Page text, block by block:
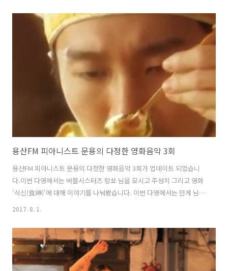
https://www.podty.me/episode/14229914팟빵:
http://www.podbbang.com/ch/7604?e=22362257
용산FM 피아니스트 문용의 다정한 영화음악 3회
용산FM 피아니스트 문용의 다정한 영화음악 3회가 업데이트 되었습니
다.이번 다영에서는 버블시스터즈 랑쑈 님을 모시고 주성치 그리고 영화
'식신(食神)'에 대해 이야기를 나눠봤습니다. 이번 다영에서는 만게 님의
바랍니다! 방송을 위해 일부러 해방촌 까지 어려운 걸음 해주신 랑쑈 님
께 감사의 뜻을 전합니다.매우 즐거운 시간이었습니다^^ 그럼, 용산FM
피아니스트 문용의 다정한 영화음악 3회를 들어보시기 바랍니다. 팟티:
https://www.podty.me/episode/14229913팟빵:
2017. 8. 1.